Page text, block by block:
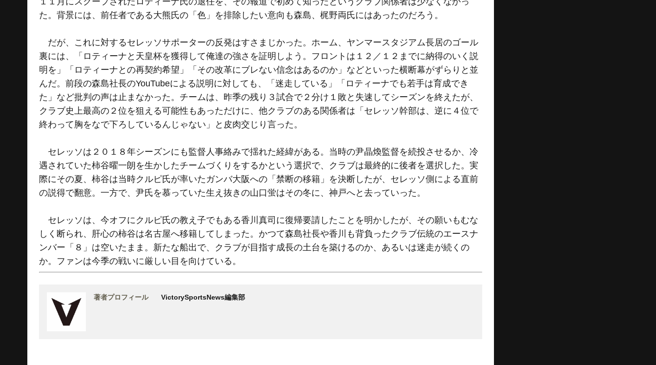
た。背景には、前任者である大熊氏の「色」を排除したい意向も森島、梶野両氏にはあったのだろう。
だが、これに対するセレッソサポーターの反発はすさまじかった。ホーム、ヤンマースタジアム長居のゴール
裏には、「ロティーナと天皇杯を獲得して俺達の強さを証明しよう。フロントは１２／１２までに納得のいく説
明を」「ロティーナとの再契約希望」「その改革にブレない信念はあるのか」などといった横断幕がずらりと並
んだ。前段の森島社長のYouTubeによる説明に対しても、「迷走している」「ロティーナでも若手は育成でき
た」など批判の声は止まなかった。チームは、昨季の残り３試合で２分け１敗と失速してシーズンを終えたが、
クラブ史上最高の２位を狙える可能性もあっただけに、他クラブのある関係者は「セレッソ幹部は、逆に４位で
終わって胸をなで下ろしているんじゃない」と皮肉交じり言った。
セレッソは２０１８年シーズンにも監督人事絡みで揺れた経緯がある。当時の尹晶煥監督を続投させるか、冷
遇されていた柿谷曜一朗を生かしたチームづくりをするかという選択で、クラブは最終的に後者を選択した。実
際にその夏、柿谷は当時クルピ氏が率いたガンバ大阪への「禁断の移籍」を決断したが、セレッソ側による直前
の説得で翻意。一方で、尹氏を慕っていた生え抜きの山口蛍はその冬に、神戸へと去っていった。
セレッソは、今オフにクルピ氏の教え子でもある香川真司に復帰要請したことを明かしたが、その願いもむな
しく断られ、肝心の柿谷は名古屋へ移籍してしまった。かつて森島社長や香川も背負ったクラブ伝統のエースナ
ンバー「８」は空いたまま。新たな船出で、クラブが目指す成長の土台を築けるのか、あるいは迷走が続くの
か。ファンは今季の戦いに厳しい目を向けている。
著者プロフィール VictorySportsNews編集部